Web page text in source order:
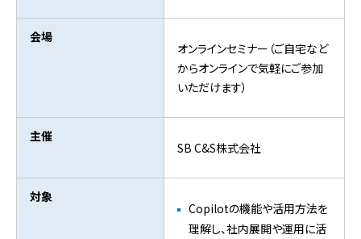
会場
オンラインセミナー（ご自宅など
からオンラインで気軽にご参加
いただけます）
主催
SB C&S株式会社
対象
Copilotの機能や活用方法を
理解し、社内展開や運用に活